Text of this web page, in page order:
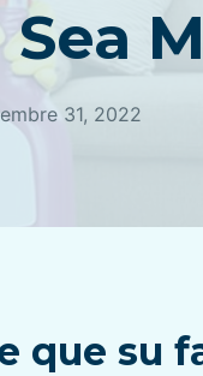
31, 2022
que su